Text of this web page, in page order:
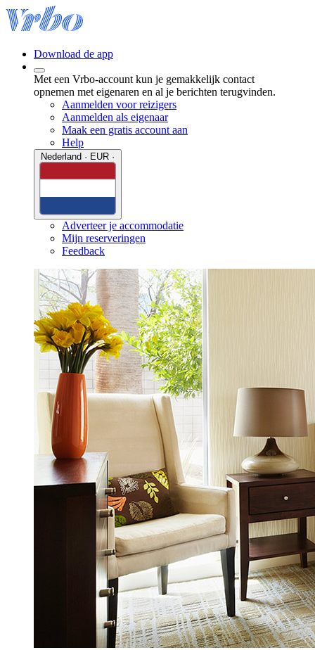
Download de app
Met een Vrbo-account kun je gemakkelijk contact
opnemen met eigenaren en al je berichten terugvinden.
Aanmelden voor reizigers
Aanmelden als eigenaar
Maak een gratis account aan
Help
Adverteer je accommodatie
Mijn reserveringen
Feedback